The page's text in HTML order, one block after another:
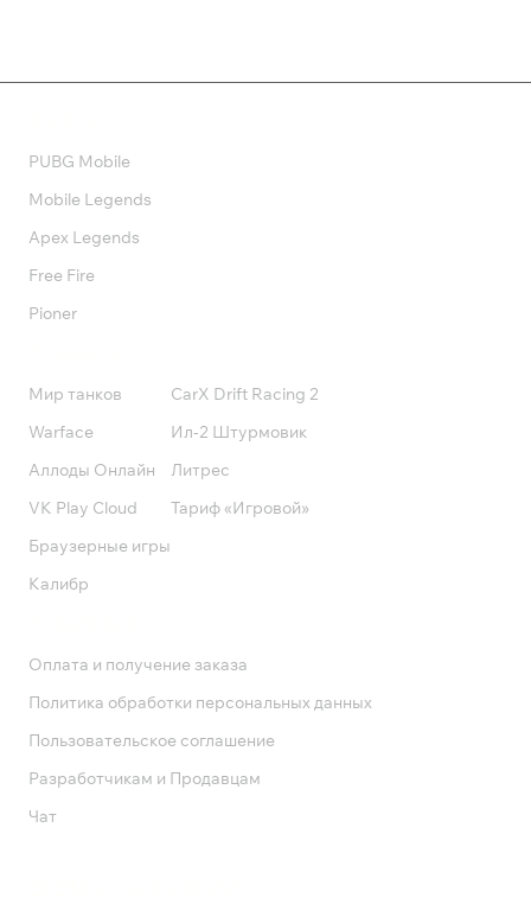
PUBG Mobile
Mobile Legends
Apex Legends
Free Fire
Pioner
Мир танков
Warface
Аллоды Онлайн
VK Play Cloud
Браузерные игры
Калибр
CarX Drift Racing 2
Ил-2 Штурмовик
Литрес
Тариф «Игровой»
Оплата и получение заказа
Политика обработки персональных данных
Пользовательское соглашение
Разработчикам и Продавцам
Чат